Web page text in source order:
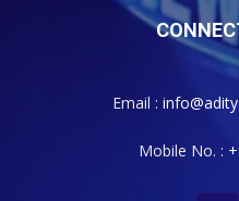
Email :
Mobile No. :